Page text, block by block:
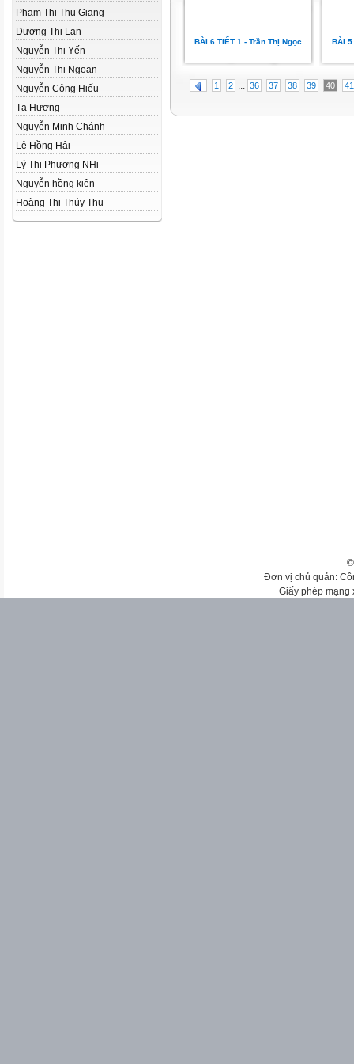
Phạm Thị Thu Giang
Dương Thị Lan
Nguyễn Thị Yến
Nguyễn Thị Ngoan
Nguyễn Công Hiếu
Tạ Hương
Nguyễn Minh Chánh
Lê Hồng Hải
Lý Thị Phương NHi
Nguyễn hồng kiên
Hoàng Thị Thúy Thu
BÀI 6.TIẾT 1 - Trần Thị Ngọc BÀI
1 2 ... 36 37 38 39 40 41
Đơn vị chủ quản:
Giấy phép mạng